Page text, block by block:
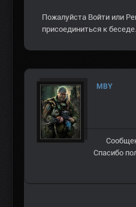
Пожалуйста Войти или
присоединиться к беседе.
MBY
Спасибо